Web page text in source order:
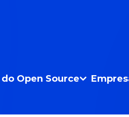
Open Source